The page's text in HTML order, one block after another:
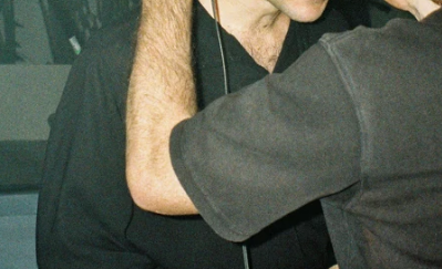
WhatsappFacebook
X
y Marina Salas detallan
26 de octubreen La Ruta Vol.2:
habla de laamistad esta
herencia , la transmisión de